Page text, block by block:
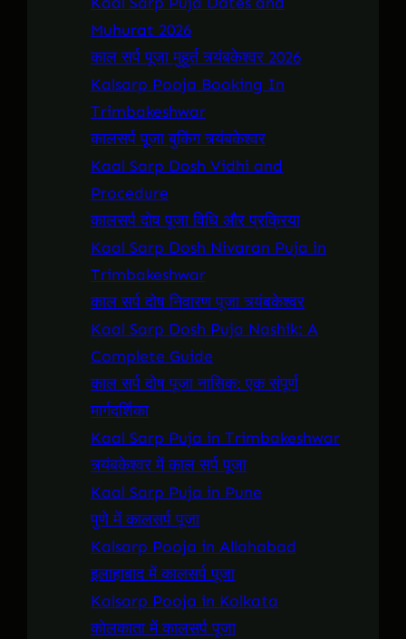
Muhurat 2026
काल सर्प पूजा मुहूर्त त्र्यंबकेश्वर 2026
Kalsarp Pooja Booking In
Trimbakeshwar
कालसर्प पूजा बुकिंग त्र्यंबकेश्वर
Kaal Sarp Dosh Vidhi and
Procedure
कालसर्प दोष पूजा विधि और प्रक्रिया
Kaal Sarp Dosh Nivaran Puja in
Trimbakeshwar
काल सर्प दोष निवारण पूजा त्र्यंबकेश्वर
Kaal Sarp Dosh Puja Nashik: A
Complete Guide
काल सर्प दोष पूजा नासिक: एक संपूर्ण
मार्गदर्शिका
Kaal Sarp Puja in Trimbakeshwar
त्र्यंबकेश्वर में काल सर्प पूजा
Kaal Sarp Puja in Pune
पुणे में कालसर्प पूजा
Kalsarp Pooja in Allahabad
इलाहाबाद में कालसर्प पूजा
Kalsarp Pooja in Kolkata
कोलकाता में कालसर्प पूजा